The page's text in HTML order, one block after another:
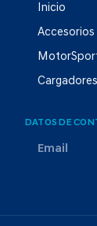
Inicio
Accesorios
DATOS DE
Email